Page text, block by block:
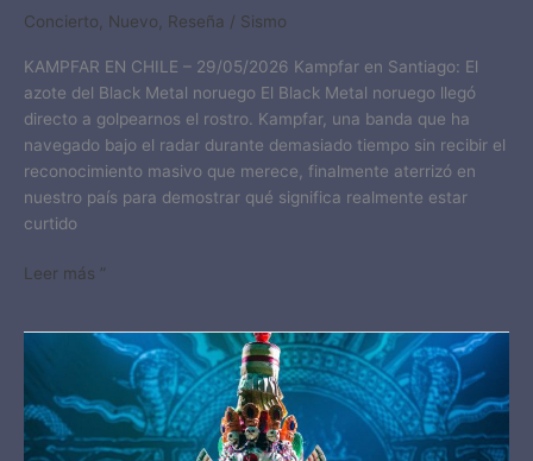
Concierto Nuevo Reseña / Sismo
KAMPFAR EN CHILE – 29/05/2026​ Kampfar en Santiago: El
azote del Black Metal noruego El Black Metal noruego llegó
directo a golpearnos el rostro. Kampfar, una banda que ha
navegado bajo el radar durante demasiado tiempo sin recibir el
reconocimiento masivo que merece, finalmente aterrizó en
nuestro país para demostrar qué significa realmente estar
curtido
Leer más ”
FIRE
EN
CHILE